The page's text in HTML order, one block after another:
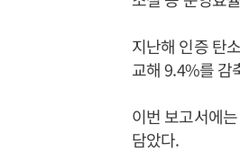
지난해 인증 탄
교해 9.4%를 감
이번 보고서에
담았다.